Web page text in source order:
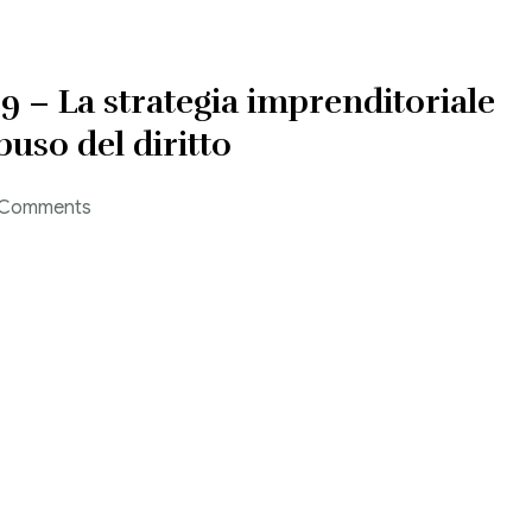
– La strategia imprenditoriale
del diritto